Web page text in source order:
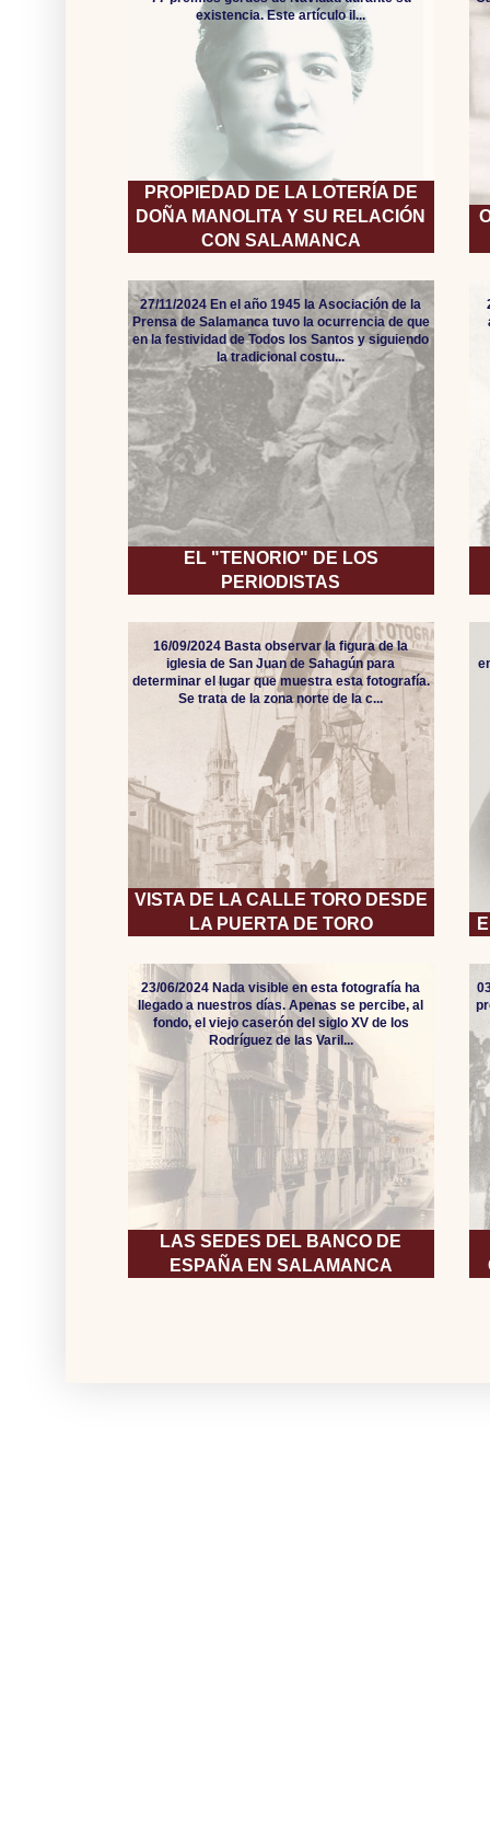
PROPIEDAD DE LA LOTERÍA DE
DOÑA MANOLITA Y SU RELACIÓN
CON SALAMANCA
existencia. Este artículo il...
EL "TENORIO" DE LOS
PERIODISTAS
27/11/2024 En el año 1945 la Asociación de la
Prensa de Salamanca tuvo la ocurrencia de que
en la festividad de Todos los Santos y siguiendo
la tradicional costu...
VISTA DE LA CALLE TORO DESDE
LA PUERTA DE TORO
16/09/2024 Basta observar la figura de la
iglesia de San Juan de Sahagún para
determinar el lugar que muestra esta fotografía.
Se trata de la zona norte de la c...
LAS SEDES DEL BANCO DE
ESPAÑA EN SALAMANCA
23/06/2024 Nada visible en esta fotografía ha
llegado a nuestros días. Apenas se percibe, al
fondo, el viejo caserón del siglo XV de los
Rodríguez de las Varil...